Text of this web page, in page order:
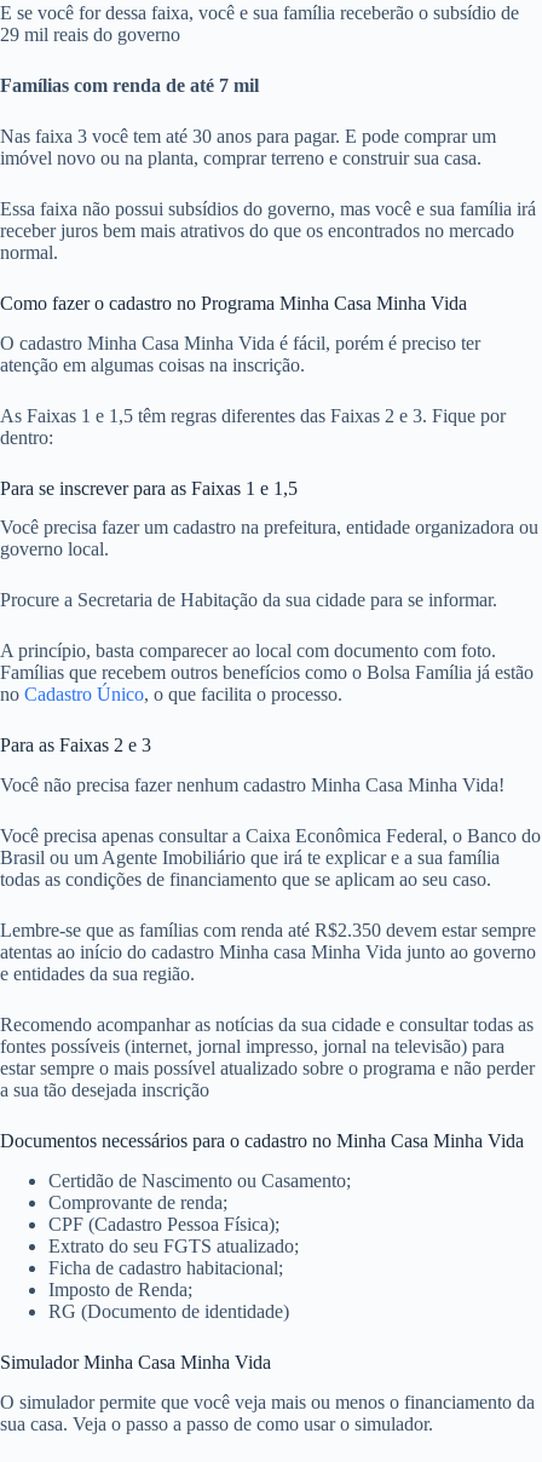
E se você for dessa faixa, você e sua família receberão o subsídio de
29 mil reais do governo
Famílias com renda de até 7 mil
Nas faixa 3 você tem até 30 anos para pagar. E pode comprar um
imóvel novo ou na planta, comprar terreno e construir sua casa.
Essa faixa não possui subsídios do governo, mas você e sua família irá
receber juros bem mais atrativos do que os encontrados no mercado
normal.
Como fazer o cadastro no Programa Minha Casa Minha Vida
O cadastro Minha Casa Minha Vida é fácil, porém é preciso ter
atenção em algumas coisas na inscrição.
As Faixas 1 e 1,5 têm regras diferentes das Faixas 2 e 3. Fique por
dentro:
Para se inscrever para as Faixas 1 e 1,5
Você precisa fazer um cadastro na prefeitura, entidade organizadora ou
governo local.
Procure a Secretaria de Habitação da sua cidade para se informar.
A princípio, basta comparecer ao local com documento com foto.
Famílias que recebem outros benefícios como o Bolsa Família já estão
no Cadastro Único, o que facilita o processo.
Para as Faixas 2 e 3
Você não precisa fazer nenhum cadastro Minha Casa Minha Vida!
Você precisa apenas consultar a Caixa Econômica Federal, o Banco do
Brasil ou um Agente Imobiliário que irá te explicar e a sua família
todas as condições de financiamento que se aplicam ao seu caso.
Lembre-se que as famílias com renda até R$2.350 devem estar sempre
atentas ao início do cadastro Minha casa Minha Vida junto ao governo
e entidades da sua região.
Recomendo acompanhar as notícias da sua cidade e consultar todas as
fontes possíveis (internet, jornal impresso, jornal na televisão) para
estar sempre o mais possível atualizado sobre o programa e não perder
a sua tão desejada inscrição
Documentos necessários para o cadastro no Minha Casa Minha Vida
Certidão de Nascimento ou Casamento;
Comprovante de renda;
CPF (Cadastro Pessoa Física);
Extrato do seu FGTS atualizado;
Ficha de cadastro habitacional;
Imposto de Renda;
RG (Documento de identidade)
Simulador Minha Casa Minha Vida
O simulador permite que você veja mais ou menos o financiamento da
sua casa. Veja o passo a passo de como usar o simulador.